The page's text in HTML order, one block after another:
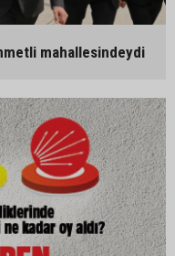
mahallesindeydi